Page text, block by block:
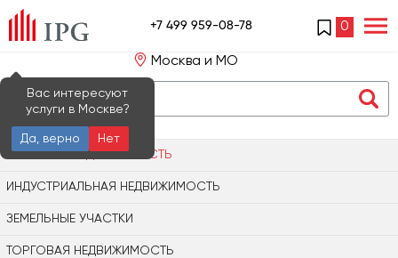
+7 499 959-08-78 0
Москва и МО
Вас интересуют
услуги в Москве?
Да, верно
Нет
ОФИСНАЯ НЕДВИЖИМОСТЬ
ИНДУСТРИАЛЬНАЯ НЕДВИЖИМОСТЬ
ЗЕМЕЛЬНЫЕ УЧАСТКИ
ТОРГОВАЯ НЕДВИЖИМОСТЬ